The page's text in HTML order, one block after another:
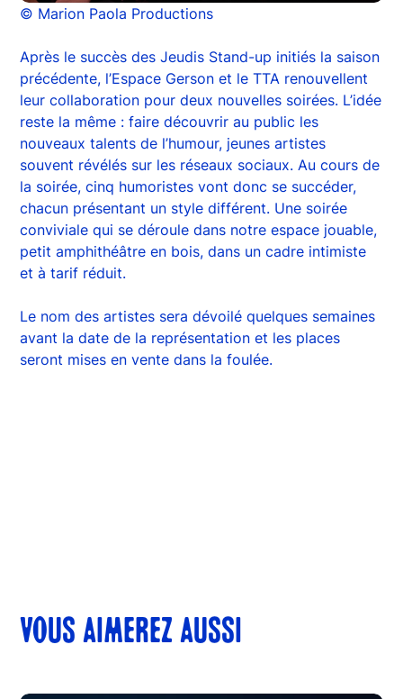
© Marion Paola Productions
Après le succès des Jeudis Stand-up initiés la saison
précédente, l’Espace Gerson et le TTA renouvellent
leur collaboration pour deux nouvelles soirées. L’idée
reste la même : faire découvrir au public les
nouveaux talents de l’humour, jeunes artistes
souvent révélés sur les réseaux sociaux. Au cours de
la soirée, cinq humoristes vont donc se succéder,
chacun présentant un style différent. Une soirée
conviviale qui se déroule dans notre espace jouable,
petit amphithéâtre en bois, dans un cadre intimiste
et à tarif réduit.
Le nom des artistes sera dévoilé quelques semaines
avant la date de la représentation et les places
seront mises en vente dans la foulée.
VOUS AIMEREZ AUSSI